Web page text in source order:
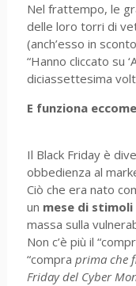
Nel frattempo, le
delle loro torri di
(anch’esso in
“Hanno cliccato su
diciassettesima
E funziona
Il Black Friday è
obbedienza al
Ciò che era nato
un mese di
massa sulla
Non c’è più il
“compra prima che
Friday del Cyber